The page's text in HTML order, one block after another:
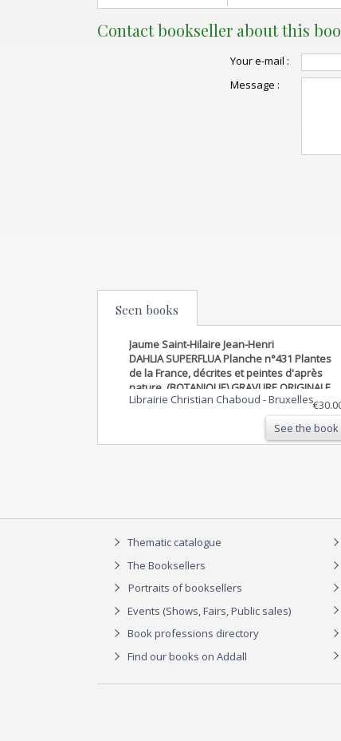
Contact bookseller about this
Your e-mail :
Message :
Seen books
Jaume Saint-Hilaire Jean-Henri
DAHLIA SUPERFLUA Planche n°431 Plantes
de la France, décrites et peintes d'après
nature. (BOTANIQUE) GRAVURE ORIGINALE
Librairie Christian Chaboud -Bruxelles
See the book
Thematic catalogue
The Booksellers
Portraits of booksellers
Events (Shows, Fairs, Public sales)
Book professions directory
Find our books on Addall